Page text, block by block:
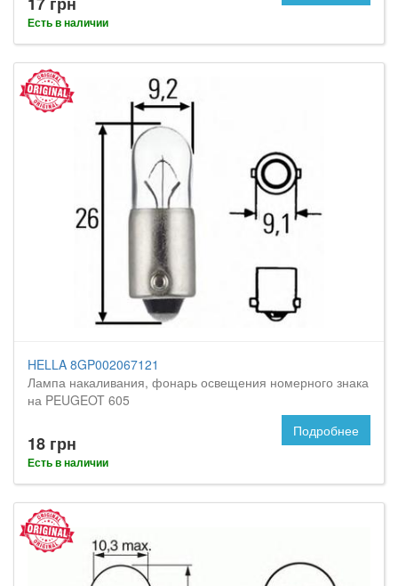
Есть в наличии
HELLA 8GP002067121
Лампа накаливания, фонарь освещения номерного знака
на PEUGEOT 605
18 грн
Есть в наличии
Подробнее